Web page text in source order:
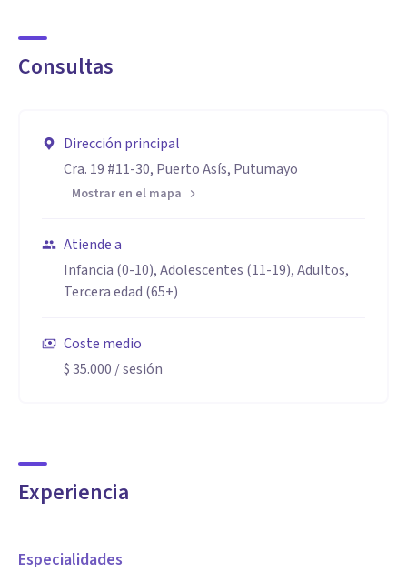
Consultas
Dirección principal
Cra. 19 #11-30, Puerto Asís, Putumayo
Mostrar en el mapa
Atiende a
Infancia (0-10), Adolescentes (11-19), Adultos,
Tercera edad (65+)
Coste medio
$ 35.000 / sesión
Experiencia
Especialidades